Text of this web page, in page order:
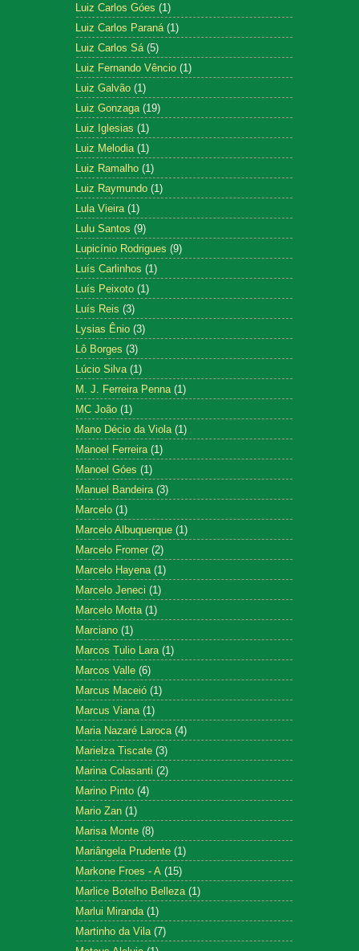
Luiz Carlos Góes (1)
Luiz Carlos Paraná (1)
Luiz Carlos Sá (5)
Luiz Fernando Vêncio (1)
Luiz Galvão (1)
Luiz Gonzaga (19)
Luiz Iglesias (1)
Luiz Melodia (1)
Luiz Ramalho (1)
Luiz Raymundo (1)
Lula Vieira (1)
Lulu Santos (9)
Lupicínio Rodrigues (9)
Luís Carlinhos (1)
Luís Peixoto (1)
Luís Reis (3)
Lysias Ênio (3)
Lô Borges (3)
Lúcio Silva (1)
M. J. Ferreira Penna (1)
MC João (1)
Mano Décio da Viola (1)
Manoel Ferreira (1)
Manoel Góes (1)
Manuel Bandeira (3)
Marcelo (1)
Marcelo Albuquerque (1)
Marcelo Fromer (2)
Marcelo Hayena (1)
Marcelo Jeneci (1)
Marcelo Motta (1)
Marciano (1)
Marcos Tulio Lara (1)
Marcos Valle (6)
Marcus Maceió (1)
Marcus Viana (1)
Maria Nazaré Laroca (4)
Marielza Tiscate (3)
Marina Colasanti (2)
Marino Pinto (4)
Mario Zan (1)
Marisa Monte (8)
Mariângela Prudente (1)
Markone Froes - A (15)
Marlice Botelho Belleza (1)
Marlui Miranda (1)
Martinho da Vila (7)